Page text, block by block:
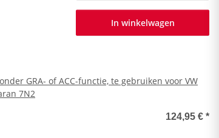
In winkelwagen
GRA- of ACC-functie, te gebruiken voor VW
7N2
124,95 € *